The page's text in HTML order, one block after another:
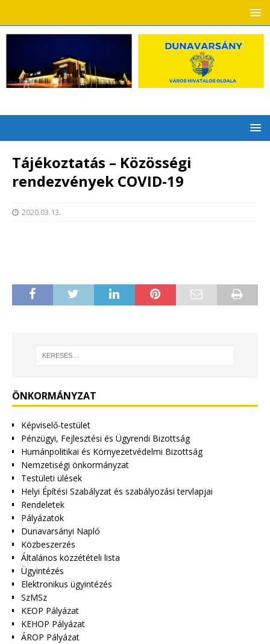
Tájékoztatás – Közösségi
rendezvények COVID-19
2020.03.13.
ÖNKORMÁNYZAT
Képviselő-testület
Pénzügyi, Fejlesztési és Ügyrendi Bizottság
Humánpolitikai és Környezetvédelmi Bizottság
Nemzetiségi önkormányzat
Testületi ülések
Helyi Építési Szabályzat és szabályozási tervlapjai
Rendeletek
Pályázatok
Dunavarsányi Napló
Közbeszerzés
Általános közzétételi lista
Ügyintézés
Elektronikus ügyintézés
SzMSz
KEOP Pályázat
KEHOP Pályázat
ÁROP Pályázat